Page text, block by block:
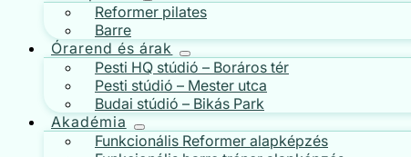
Reformer pilates
Barre
Órarend és árak
Pesti HQ stúdió – Boráros tér
Pesti stúdió – Mester utca
Budai stúdió – Bikás Park
Akadémia
Funkcionális Reformer alapképzés